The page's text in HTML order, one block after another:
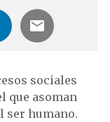
sociales
que asoman
ser humano.